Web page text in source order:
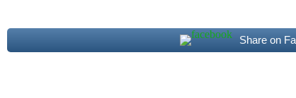
Share on